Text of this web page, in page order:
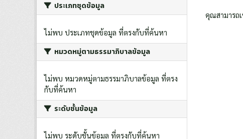
ประเภทชุดข้อมูล
ไม่พบ ประเภทชุดข้อมูล ที่ตรงกับที่ค้นหา
หมวดหมู่ตามธรรมาภิบาลข้อมูล
ไม่พบ หมวดหมู่ตามธรรมาภิบาลข้อมูล ที่ตรง
กับที่ค้นหา
ระดับชั้นข้อมูล
ไม่พบ ระดับชั้นข้อมูล ที่ตรงกับที่ค้นหา
คุณสามารถ